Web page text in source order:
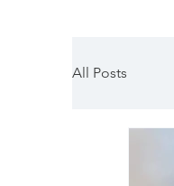
All Posts